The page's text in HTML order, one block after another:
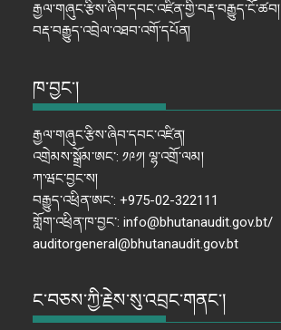
རྒྱལ་གཞུང་རྩིས་ཞིབ་དབང་འཛིན་གྱི་བརྡ་བརྒྱུད་ངོ་ཚབ།
བརྡ་བརྒྱུད་འབྲེལ་འཐབ་འགོ་དཔོན།
ཁ་བྱང་།
རྒྱལ་གཞུང་རྩིས་ཞིབ་དབང་འཛིན།
འགྲེམས་སྒྲོམ་ཨང་: ༡༩༡། ལྷ་འགྲོ་ལམ།
ཀ་ཝང་བྱང་ས།
བརྒྱུད་འཕྲིན་ཨང་: +975-02-322111
གློག་འཕྲིན་ཁ་བྱང་: info@bhutanaudit.gov.bt/
auditorgeneral@bhutanaudit.gov.bt
ང་བཅས་ཀྱི་རྗེས་སུ་འབྲང་གནང་།